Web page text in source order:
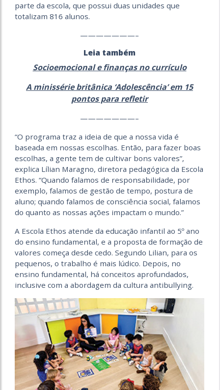
parte da escola, que possui duas unidades que
totalizam 816 alunos.
———————–
Leia também
Socioemocional e finanças no currículo
A minissérie britânica ‘Adolescência’ em 15
pontos para refletir
———————–
“O programa traz a ideia de que a nossa vida é
basea­da em nossas escolhas. Então, para fazer boas
escolhas, a gente tem de cultivar bons valores”,
explica Lílian Maragno, diretora pedagógica da Escola
Ethos. “Quando falamos de responsabilidade, por
exemplo, falamos de gestão de tempo, postura de
aluno; quando falamos de consciência social, falamos
do quanto as nossas ações impactam o mundo.”
A Escola Ethos atende da educação infantil ao 5º ano
do ensino fundamental, e a proposta de formação de
valores começa desde cedo. Segundo Lilian, para os
pequenos, o trabalho é mais lúdico. Depois, no
ensino fundamental, há conceitos aprofundados,
inclusive com a abordagem da cultura antibullying.